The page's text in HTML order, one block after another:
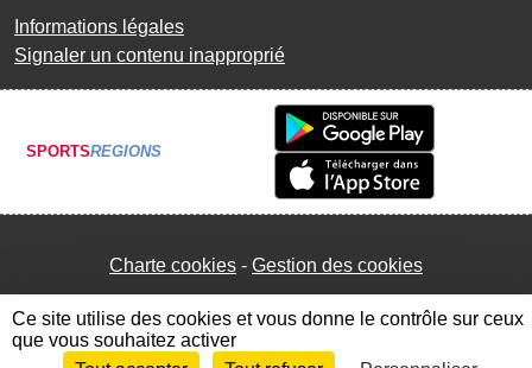
Informations légales
Signaler un contenu inapproprié
SPORTSREGIONS
Charte cookies Gestion des cookies
Ce site utilise des cookies et vous donne le contrôle sur ceux
que vous souhaitez activer